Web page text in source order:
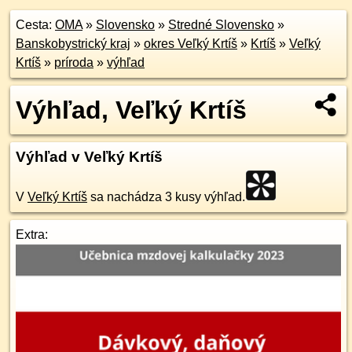
Cesta: OMA» Slovensko » Stredné Slovensko »
Banskobystrický kraj » okres Veľký Krtíš » Krtíš » Veľký
Krtíš » príroda » výhľad
Výhľad, Veľký Krtíš
Výhľad v Veľký Krtíš
V Veľký Krtíš sa nachádza 3 kusy výhľad.
Extra: